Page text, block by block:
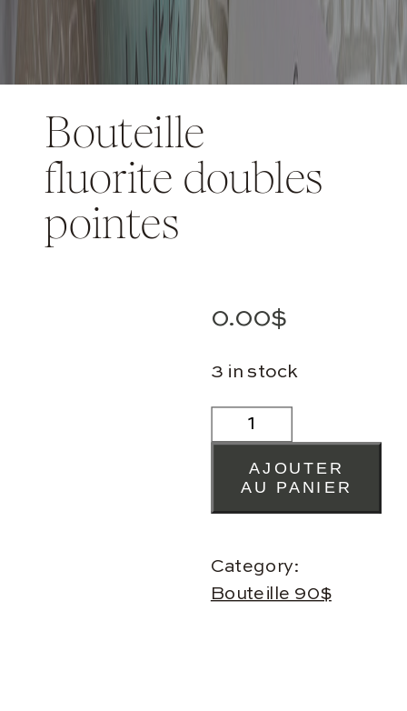
0.00$
3 in stock
BOUTEILLE
FLUORITE
DOUBLES
POINTES
QUANTITY
AJOUTER
AU PANIER
Category:
Bouteille 90$
Bouteille
fluorite doubles
pointes